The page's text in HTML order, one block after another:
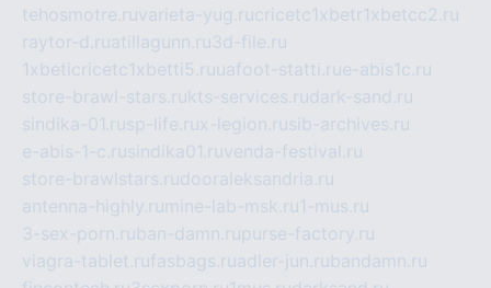
tehosmotre.ruvarieta-yug.rucricetc1xbetr1xbetcc2.ru
raytor-d.ruatillagunn.ru3d-file.ru
1xbeticricetc1xbetti5.ruuafoot-statti.rue-abis1c.ru
store-brawl-stars.rukts-services.rudark-sand.ru
sindika-01.rusp-life.rux-legion.rusib-archives.ru
e-abis-1-c.rusindika01.ruvenda-festival.ru
store-brawlstars.rudooraleksandria.ru
antenna-highly.ru mine-lab-msk.ru1-mus.ru
3-sex-porn.ruban-damn.rupurse-factory.ru
viagra-tablet.rufasbags.ruadler-jun.rubandamn.ru